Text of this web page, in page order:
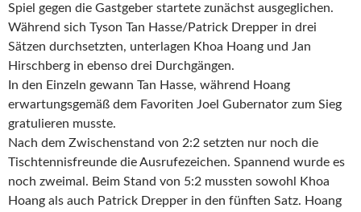
Spiel gegen die Gastgeber startete zunächst ausgeglichen.
Während sich Tyson Tan Hasse/Patrick Drepper in drei
Sätzen durchsetzten, unterlagen Khoa Hoang und Jan
Hirschberg in ebenso drei Durchgängen.
In den Einzeln gewann Tan Hasse, während Hoang
erwartungsgemäß dem Favoriten Joel Gubernator zum Sieg
gratulieren musste.
Nach dem Zwischenstand von 2:2 setzten nur noch die
Tischtennisfreunde die Ausrufezeichen. Spannend wurde es
noch zweimal. Beim Stand von 5:2 mussten sowohl Khoa
Hoang als auch Patrick Drepper in den fünften Satz. Hoang